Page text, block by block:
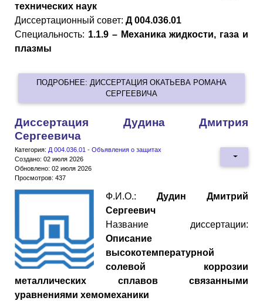
технических наук
Диссертационный совет: Д 004.036.01
Специальность: 1.1.9 – Механика жидкости, газа и
плазмы
ПОДРОБНЕЕ: ДИССЕРТАЦИЯ ОКАТЬЕВА РОМАНА
СЕРГЕЕВИЧА
Диссертация Дудина Дмитрия
Сергеевича
Категория: Д 004.036.01 - Объявления о защитах
Создано: 02 июля 2026
Обновлено: 02 июля 2026
Просмотров: 437
Ф.И.О.: Дудин Дмитрий
Сергеевич
Название диссертации:
Описание
высокотемпературной
солевой коррозии
металлических сплавов связанными
уравнениями хемомеханики